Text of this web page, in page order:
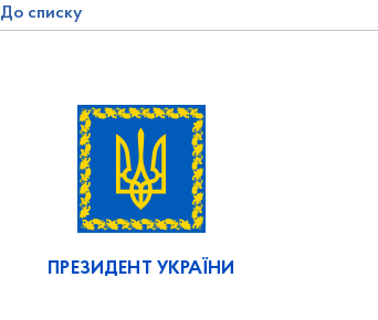
До списку
ПРЕЗИДЕНТ УКРАЇНИ